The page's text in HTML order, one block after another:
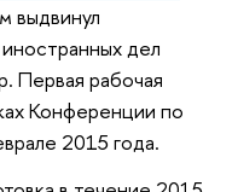
выдвинул
дел
Первая рабочая
Конференции по
2015 года.